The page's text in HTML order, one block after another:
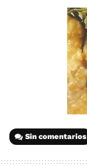
Sin comentarios